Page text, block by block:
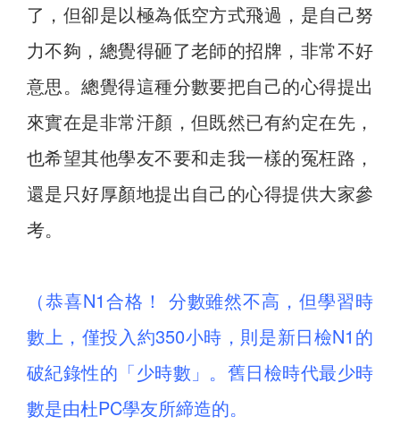
了，但卻是以極為低空方式飛過，是自己努
力不夠，總覺得砸了老師的招牌，非常不好
意思。總覺得這種分數要把自己的心得提出
來實在是非常汗顏，但既然已有約定在先，
也希望其他學友不要和走我一樣的冤枉路，
還是只好厚顏地提出自己的心得提供大家參
考。
（恭喜N1合格！ 分數雖然不高，但學習時
數上，僅投入約350小時，則是新日檢N1的
破紀錄性的「少時數」。舊日檢時代最少時
數是由杜PC學友所締造的。